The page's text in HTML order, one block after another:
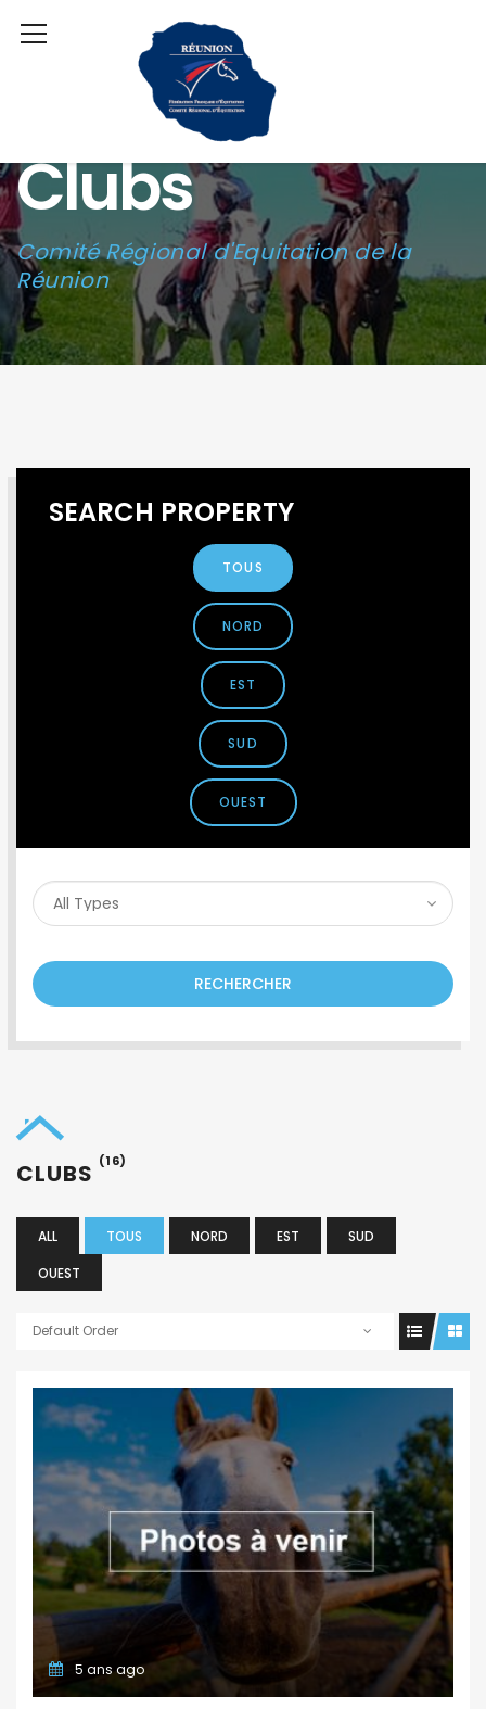
Clubs
Comité Régional d'Equitation de la
Réunion
SEARCH PROPERTY
TOUS
NORD
EST
SUD
OUEST
RECHERCHER
CLUBS (16)
ALL TOUS NORD EST
SUD
OUEST
Default Order
5 ans ago